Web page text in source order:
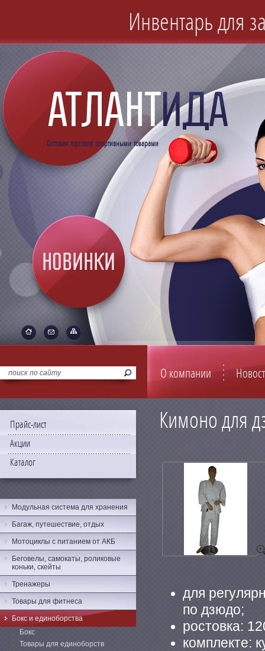
О компании
Инвентарь для
Оптовая торговля спортивными товарами
Кимоно для
для
по дзюдо;
ростовка:
комплекте:
Прайс-лист
Акции
Каталог
Модульная система для хранения
Багаж, путешествие, отдых
Мотоциклы с питанием от АКБ
Беговелы, самокаты, роликовые
коньки, скейты
Тренажеры
Товары для фитнеса
Бокс и единоборства
Бокс
Товары для единоборств